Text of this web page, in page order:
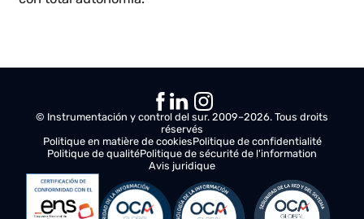
DRAGSA, comoplataforma IIoT abierta y